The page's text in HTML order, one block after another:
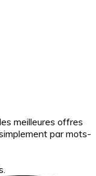
meilleures offres
par mots-